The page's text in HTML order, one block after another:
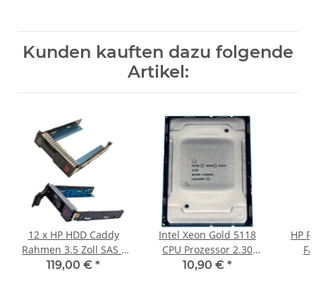
Kunden kauften dazu folgende
Artikel:
12 x HP HDD Caddy
Rahmen 3.5 Zoll SAS /
SATA G8 G9 G10 DL360
119,00 € *
Intel Xeon Gold 5118
CPU Prozessor 2.30
GHz 12-Core 16,5 MB
10,90 € *
HP